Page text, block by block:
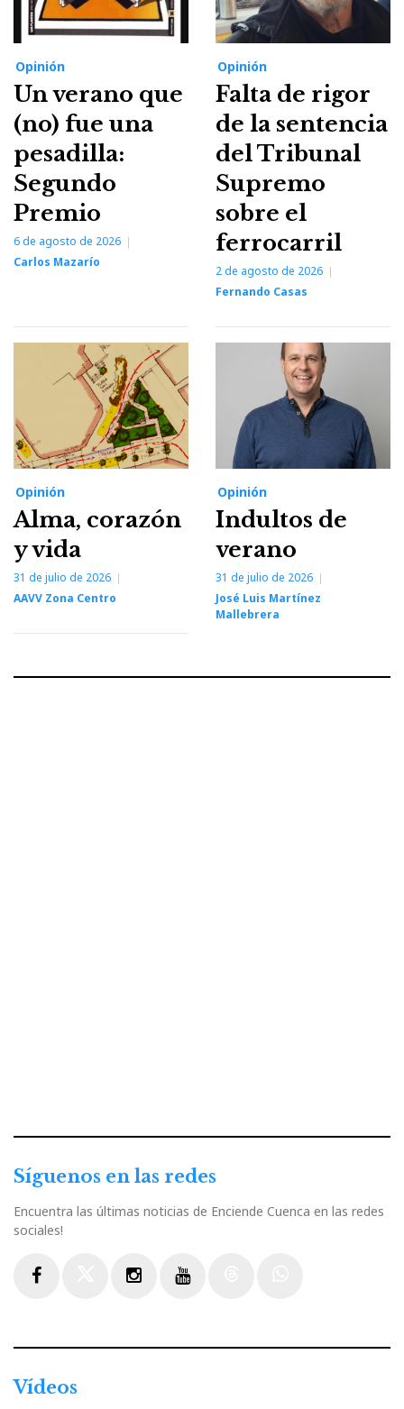
Opinión
Un verano que
(no) fue una
pesadilla:
Segundo
Premio
6 de agosto de 2026
Carlos Mazarío
Opinión
Falta de rigor
de la sentencia
del Tribunal
Supremo
sobre el
ferrocarril
2 de agosto de 2026
Fernando Casas
Opinión
Alma, corazón
y vida
31 de julio de 2026
AAVV Zona Centro
Opinión
Indultos de
verano
31 de julio de 2026
José Luis Martínez
Mallebrera
Síguenos en las redes
Encuentra las últimas noticias de Enciende Cuenca en las redes
sociales!
Vídeos